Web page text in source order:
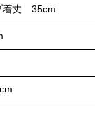
着丈 35cm